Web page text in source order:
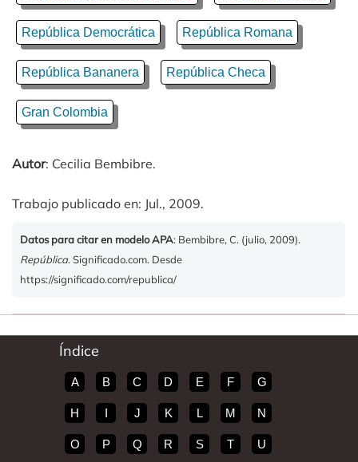
República Democrática República Romana
República Bananera República Checa
Gran Colombia
Autor: Cecilia Bembibre.
Trabajo publicado en: Jul., 2009.
Datos para citar en modelo APA: Bembibre, C. (julio, 2009).
República. Significado.com. Desde
https://significado.com/republica/
Índice
A B C D E F G
H I J K L M N
O P Q R S T U